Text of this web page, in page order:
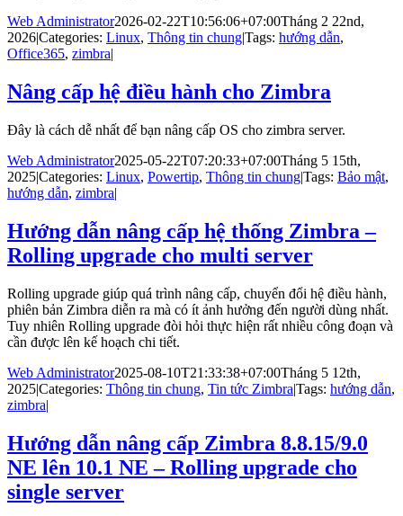
Web Administrator2026-02-22T10:56:06+07:00Tháng 2 22nd,
2026|Categories: Linux, Thông tin chung|Tags: hướng dẫn,
Office365, zimbra|
Nâng cấp hệ điều hành cho Zimbra
Đây là cách dễ nhất để bạn nâng cấp OS cho zimbra server.
Web Administrator2025-05-22T07:20:33+07:00Tháng 5 15th,
2025|Categories: Linux, Powertip, Thông tin chung|Tags: Bảo mật,
hướng dẫn, zimbra|
Hướng dẫn nâng cấp hệ thống Zimbra –
Rolling upgrade cho multi server
Rolling upgrade giúp quá trình nâng cấp, chuyển đổi hệ điều hành,
phiên bản Zimbra diễn ra mà có ít ảnh hưởng đến người dùng nhất.
Tuy nhiên Rolling upgrade đòi hỏi thực hiện rất nhiều công đoạn và
cần được lên kế hoạch chi tiết.
Web Administrator2025-08-10T21:33:38+07:00Tháng 5 12th,
2025|Categories: Thông tin chung, Tin tức Zimbra|Tags: hướng dẫn,
zimbra|
Hướng dẫn nâng cấp Zimbra 8.8.15/9.0
NE lên 10.1 NE – Rolling upgrade cho
single server